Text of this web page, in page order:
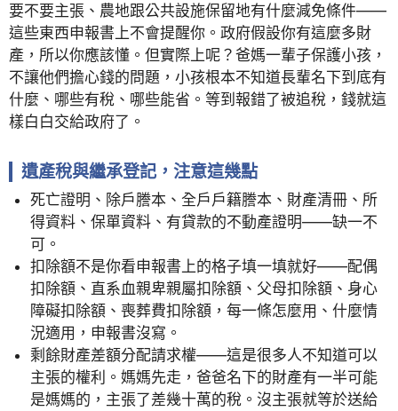
要不要主張、農地跟公共設施保留地有什麼減免條件——
這些東西申報書上不會提醒你。政府假設你有這麼多財
產，所以你應該懂。但實際上呢？爸媽一輩子保護小孩，
不讓他們擔心錢的問題，小孩根本不知道長輩名下到底有
什麼、哪些有稅、哪些能省。等到報錯了被追稅，錢就這
樣白白交給政府了。
遺產稅與繼承登記，注意這幾點
死亡證明、除戶謄本、全戶戶籍謄本、財產清冊、所
得資料、保單資料、有貸款的不動產證明——缺一不
可。
扣除額不是你看申報書上的格子填一填就好——配偶
扣除額、直系血親卑親屬扣除額、父母扣除額、身心
障礙扣除額、喪葬費扣除額，每一條怎麼用、什麼情
況適用，申報書沒寫。
剩餘財產差額分配請求權——這是很多人不知道可以
主張的權利。媽媽先走，爸爸名下的財產有一半可能
是媽媽的，主張了差幾十萬的稅。沒主張就等於送給